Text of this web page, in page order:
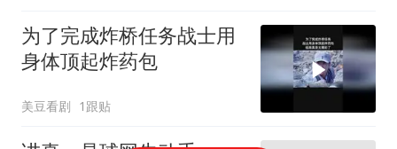
为了完成炸桥任务战士用
身体顶起炸药包
美豆看剧 1跟贴